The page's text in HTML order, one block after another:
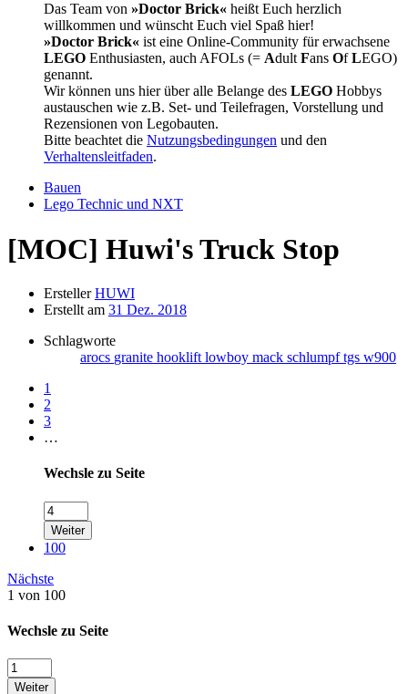
Das Team von »Doctor Brick« heißt Euch herzlich
willkommen und wünscht Euch viel Spaß hier!
»Doctor Brick« ist eine Online-Community für erwachsene
LEGO Enthusiasten, auch AFOLs (= Adult Fans OfLEGO)
genannt.
Wir können uns hier über alle Belange des LEGO Hobbys
austauschen wie z.B. Set- und Teilefragen, Vorstellung und
Rezensionen von Legobauten.
Bitte beachtet die Nutzungsbedingungen und den
Verhaltensleitfaden.
Bauen
Lego Technic und NXT
[MOC] Huwi's Truck Stop
Ersteller HUWI
Erstellt am 31 Dez. 2018
Schlagworte
arocs granite hooklift lowboy mack schlumpftgs w900
1
2
3
…
Wechsle zu Seite
Weiter
100
Nächste
1 von 100
Wechsle zu Seite
Weiter